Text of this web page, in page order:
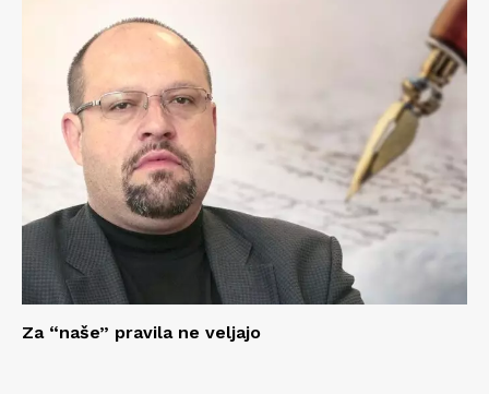
Za “naše” pravila ne veljajo